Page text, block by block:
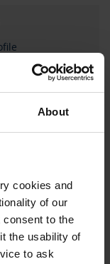
About
cookies and
of our
to the
the usability of
to ask
PCR QUALITY
= 50 pièce